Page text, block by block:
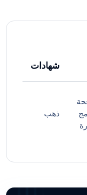
شهادات
ذهب